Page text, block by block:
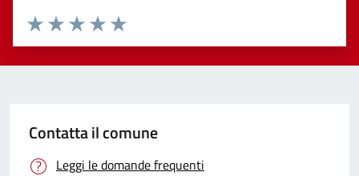
Valuta 5 stelle su 5
Valuta 4 stelle su 5
Valuta 3 stelle su 5
Valuta 2 stelle su 5
Valuta 1 stelle su 5
Contatta il comune
Leggi le domande frequenti